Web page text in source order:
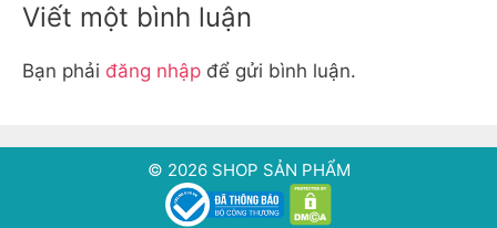
Viết một bình luận
Bạn phải đăng nhập để gửi bình luận.
© 2026 SHOP SẢN PHẨM